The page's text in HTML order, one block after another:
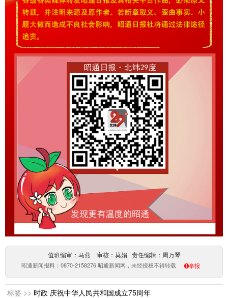
值班编审：马燕 审核：莫娟 责任编辑：周万琴
昭通新闻报料：0870-2158276 昭通新闻网，未经授权不得转载 举报
标签 >> 时政 庆祝中华人民共和国成立75周年